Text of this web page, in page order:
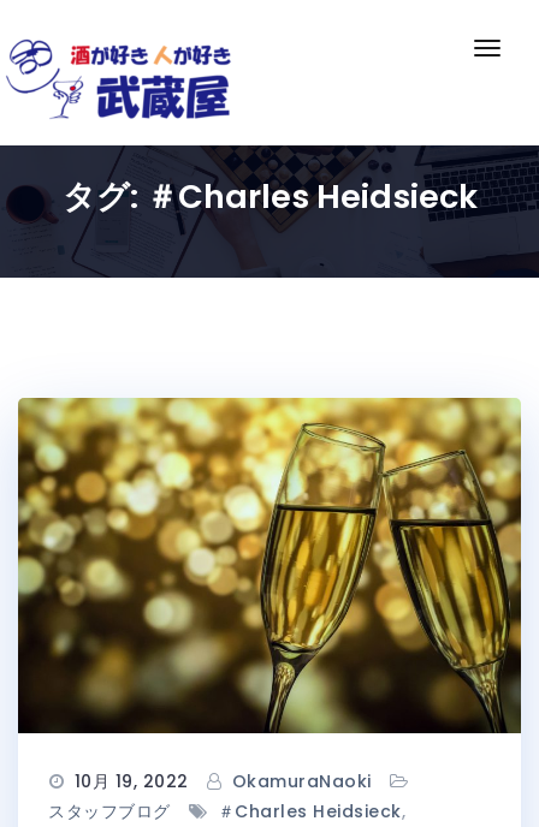
to
content
ナ
ー
シ
ョ
切
り
タグ: ＃Charles Heidsieck
10月 19, 2022
OkamuraNaoki
スタッフブログ
＃Charles Heidsieck,